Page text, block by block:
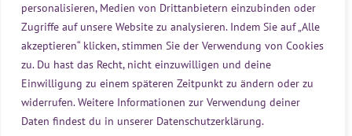
personalisieren, Medien von Drittanbietern einzubinden oder
Zugriffe auf unsere Website zu analysieren. Indem Sie auf „Alle
akzeptieren“ klicken, stimmen Sie der Verwendung von Cookies
zu. Du hast das Recht, nicht einzuwilligen und deine
Einwilligung zu einem späteren Zeitpunkt zu ändern oder zu
widerrufen. Weitere Informationen zur Verwendung deiner
Daten findest du in unserer Datenschutzerklärung.